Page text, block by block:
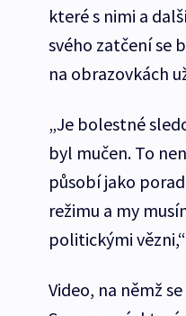
které s nimi a
svého zatčení se
na obrazovkách
„Je bolestné
byl mučen. To
působí jako
režimu a my
politickými
Video, na němž